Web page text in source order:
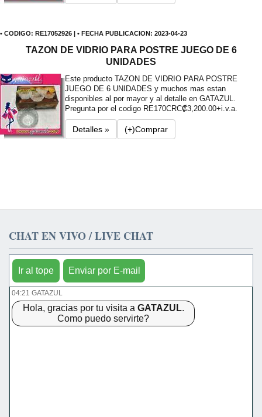
• CODIGO: RE17052926 | • FECHA PUBLICACION: 2023-04-23
TAZON DE VIDRIO PARA POSTRE JUEGO DE 6
UNIDADES
Este producto TAZON DE VIDRIO PARA POSTRE
JUEGO DE 6 UNIDADES y muchos mas estan
disponibles al por mayor y al detalle en GATAZUL.
Pregunta por el codigo RE170CRC₡3,200.00+i.v.a.
Detalles » (+)Comprar
CHAT EN VIVO / LIVE CHAT
Ir al tope Enviar por E-mail
04:21 GATAZUL
Hola, gracias por tu visita a GATAZUL.
Como puedo servirte?